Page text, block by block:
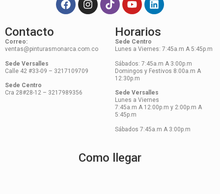
Contacto
Correo:
ventas@pinturasmonarca.com.co
Sede Versalles
Calle 42 #33-09 – 3217109709
Sede Centro
Cra 28#28-12 – 3217989356
Horarios
Sede Centro
Lunes a Viernes: 7:45a.m A 5:45p.m
Sábados: 7:45a.m A 3:00p.m
Domingos y Festivos 8:00a.m A
12:30p.m
Sede Versalles
Lunes a Viernes
7:45a.m A 12:00p.m y 2:00p.m A
5:45p.m
Sábados 7:45a.m A 3:00p.m
Como llegar